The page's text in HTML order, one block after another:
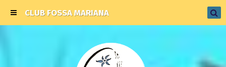
CLUB FOSSA MARIANA